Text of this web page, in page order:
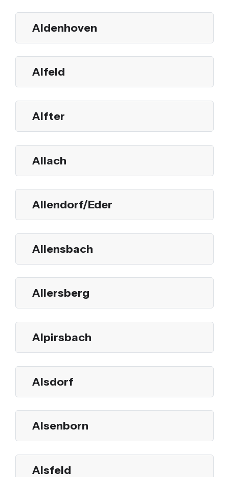
Aldenhoven
Alfeld
Alfter
Allach
Allendorf/Eder
Allensbach
Allersberg
Alpirsbach
Alsdorf
Alsenborn
Alsfeld